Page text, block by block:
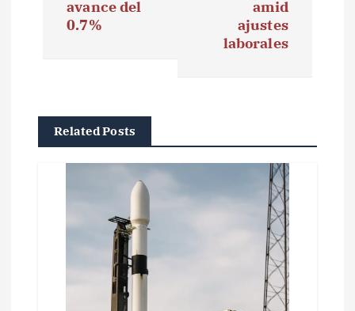
avance del
0.7%
amid
ajustes
laborales
Related Posts